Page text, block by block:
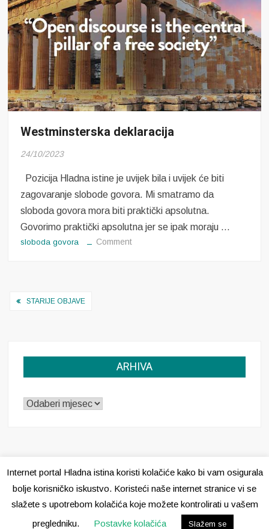
Westminsterska deklaracija
24/10/2023
Pozicija Hladna istine je uvijek bila i uvijek će biti
zagovaranje slobode govora. Mi smatramo da
sloboda govora mora biti praktički apsolutna.
Govorimo praktički apsolutna jer se ipak moraju …
sloboda govora Commenton
Navigacija
STARIJE OBJAVE
ARHIVA
ARHIVA
Pravila o kolačićima
Internet portal Hladna istina koristi kolačiće kako bi vam osigurala
bolje korisničko iskustvo. Koristeći naše internet stranice vi se
slažete s upotrebom kolačića koje možete kontrolirati u vašem
pregledniku.
Postavke kolačića Slažem se